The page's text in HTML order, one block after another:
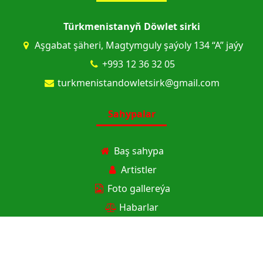
Türkmenistanyň Döwlet sirki
Aşgabat şäheri, Magtymguly şaýoly 134 “A” jaýy
+993 12 36 32 05
turkmenistandowletsirk@gmail.com
Sahypalar
Baş sahypa
Artistler
Foto gallereýa
Habarlar